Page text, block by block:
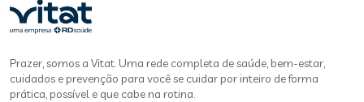
Prazer, somos a Vitat. Uma rede completa de saúde, bem-estar,
cuidados e prevenção para você se cuidar por inteiro de forma
prática, possível e que cabe na rotina.